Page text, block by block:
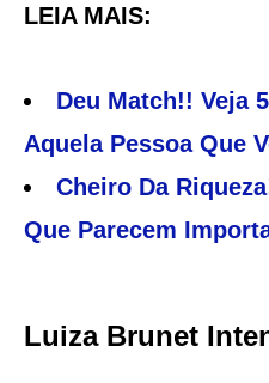
LEIA MAIS:
Deu Match!! Veja
Aquela Pessoa Que
Cheiro Da
Que Parecem
Luiza Brunet